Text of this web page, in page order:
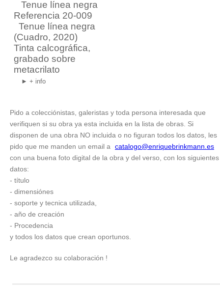
Referencia 20-009
Tenue línea negra
(Cuadro, 2020)
Tinta calcográfica,
grabado sobre
metacrilato
► + info
Pido a colecciónistas, galeristas y toda persona interesada que
verifiquen si su obra ya esta incluida en la lista de obras. Si
disponen de una obra NO incluida o no figuran todos los datos, les
pido que me manden un email a
catalogo@enriquebrinkmann.es
con una buena foto digital de la obra y del verso, con los siguientes
datos:
- título
- dimensiónes
- soporte y tecnica utilizada,
- año de creación
- Procedencia
y todos los datos que crean oportunos.
Le agradezco su colaboración !